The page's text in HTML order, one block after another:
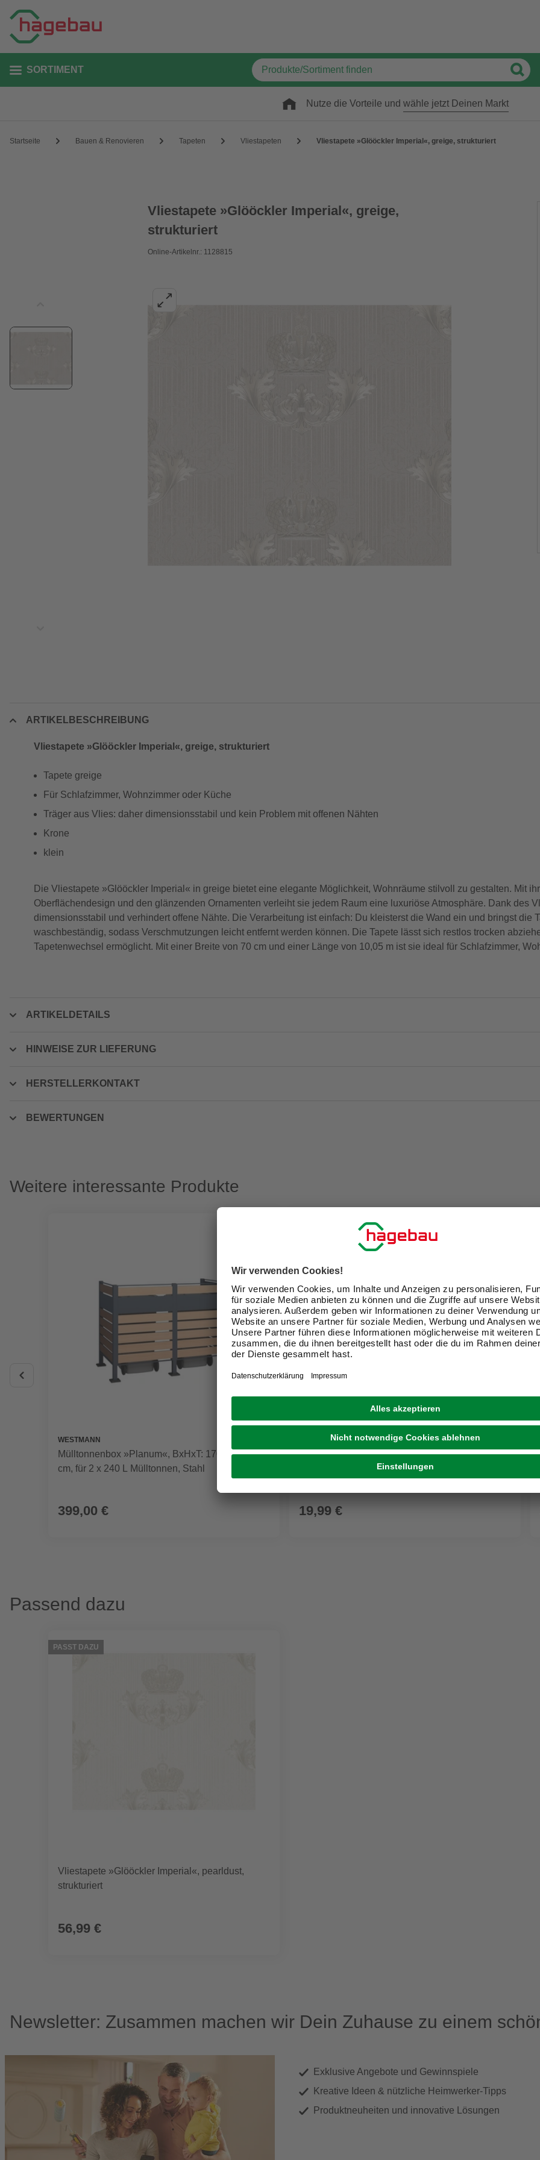
SORTIMENT
Nutze die Vorteile und wähle jetzt Deinen Markt
Startseite Bauen & Renovieren Tapeten Vliestapeten Vliestapete »Glööckler Imperial«, greige, strukturiert
Vliestapete »Glööckler Imperial«, greige,
strukturiert
Online-Artikelnr.: 1128815
ARTIKELBESCHREIBUNG
Vliestapete »Glööckler Imperial«, greige, strukturiert
Tapete greige
Für Schlafzimmer, Wohnzimmer oder Küche
Träger aus Vlies: daher dimensionsstabil und kein Problem mit offenen Nähten
Krone
klein
Die Vliestapete »Glööckler Imperial« in greige bietet eine elegante Möglichkeit, Wohnräume stilvoll zu gestalten. Mit
Oberflächendesign und den glänzenden Ornamenten verleiht sie jedem Raum eine luxuriöse Atmosphäre. Dank des
dimensionsstabil und verhindert offene Nähte. Die Verarbeitung ist einfach: Du kleisterst die Wand ein und bringst die
waschbeständig, sodass Verschmutzungen leicht entfernt werden können. Die Tapete lässt sich restlos trocken
Tapetenwechsel ermöglicht. Mit einer Breite von 70 cm und einer Länge von 10,05 m ist sie ideal für Schlafzimmer,
ARTIKELDETAILS
HINWEISE ZUR LIEFERUNG
HERSTELLERKONTAKT
BEWERTUNGEN
Weitere interessante Produkte
WESTMANN
Mülltonnenbox »Planum«, BxHxT: 170 x 120 x 90
cm, für 2 x 240 L Mülltonnen, Stahl
399,00 €
LICHTBLICK
Gardinenstange, Länge: 7,5 cm, 1-läufig, Metall
19,99 €
Passend dazu
PASST DAZU
Vliestapete »Glööckler Imperial«, pearldust,
strukturiert
56,99 €
Newsletter: Zusammen machen wir Dein Zuhause zu einem
Exklusive Angebote und Gewinnspiele
Kreative Ideen & nützliche Heimwerker-Tipps
Produktneuheiten und innovative Lösungen